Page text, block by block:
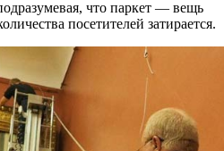
что паркет — вещь
посетителей затирается.